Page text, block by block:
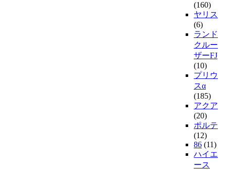
(160)
ヤリス
(6)
ランド
クルー
ザーFJ
(10)
プリウ
スα
(185)
アクア
(20)
ポルテ
(12)
86 (11)
ハイエ
ース